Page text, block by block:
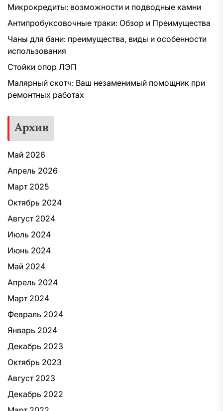
Микрокредиты: возможности и подводные камни
Антипробуксовочные траки: Обзор и Преимущества
Чаны для бани: преимущества, виды и особенности
использования
Стойки опор ЛЭП
Малярный скотч: Ваш незаменимый помощник при
ремонтных работах
Архив
Май 2026
Апрель 2026
Март 2025
Октябрь 2024
Август 2024
Июль 2024
Июнь 2024
Май 2024
Апрель 2024
Март 2024
Февраль 2024
Январь 2024
Декабрь 2023
Октябрь 2023
Август 2023
Декабрь 2022